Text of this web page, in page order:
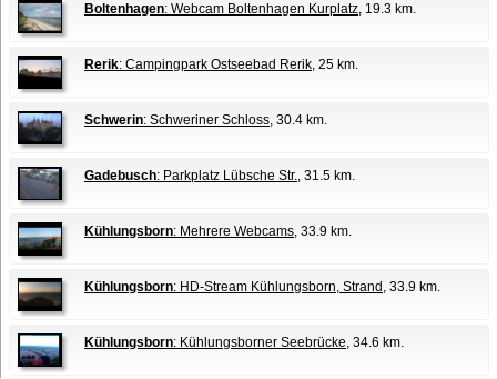
Boltenhagen: Webcam Boltenhagen Kurplatz, 19.3 km.
Rerik: Campingpark Ostseebad Rerik, 25 km.
Schwerin: Schweriner Schloss, 30.4 km.
Gadebusch: Parkplatz Lübsche Str., 31.5 km.
Kühlungsborn: Mehrere Webcams, 33.9 km.
Kühlungsborn: HD-Stream Kühlungsborn, Strand , 33.9 km.
Kühlungsborn: Kühlungsborner Seebrücke, 34.6 km.